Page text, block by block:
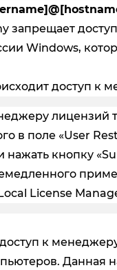
запрещает
Windows,
доступ к
лицензий
в поле «User
нажать кнопку
License
к
Данная